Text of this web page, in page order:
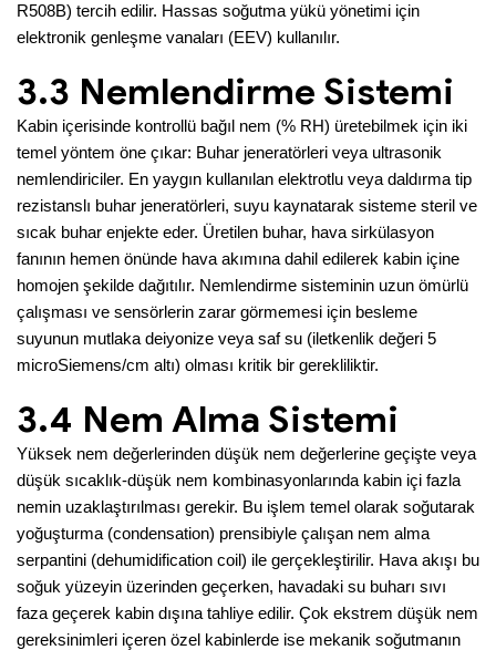
R508B) tercih edilir. Hassas soğutma yükü yönetimi için
elektronik genleşme vanaları (EEV) kullanılır.
3.3 Nemlendirme Sistemi
Kabin içerisinde kontrollü bağıl nem (% RH) üretebilmek için iki
temel yöntem öne çıkar: Buhar jeneratörleri veya ultrasonik
nemlendiriciler. En yaygın kullanılan elektrotlu veya daldırma tip
rezistanslı buhar jeneratörleri, suyu kaynatarak sisteme steril ve
sıcak buhar enjekte eder. Üretilen buhar, hava sirkülasyon
fanının hemen önünde hava akımına dahil edilerek kabin içine
homojen şekilde dağıtılır. Nemlendirme sisteminin uzun ömürlü
çalışması ve sensörlerin zarar görmemesi için besleme
suyunun mutlaka deiyonize veya saf su (iletkenlik değeri 5
microSiemens/cm altı) olması kritik bir gerekliliktir.
3.4 Nem Alma Sistemi
Yüksek nem değerlerinden düşük nem değerlerine geçişte veya
düşük sıcaklık-düşük nem kombinasyonlarında kabin içi fazla
nemin uzaklaştırılması gerekir. Bu işlem temel olarak soğutarak
yoğuşturma (condensation) prensibiyle çalışan nem alma
serpantini (dehumidification coil) ile gerçekleştirilir. Hava akışı bu
soğuk yüzeyin üzerinden geçerken, havadaki su buharı sıvı
faza geçerek kabin dışına tahliye edilir. Çok ekstrem düşük nem
gereksinimleri içeren özel kabinlerde ise mekanik soğutmanın